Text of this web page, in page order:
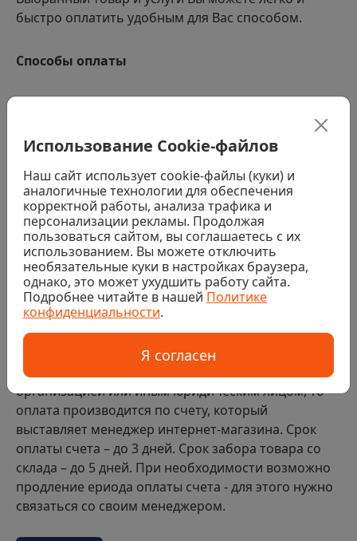
быстро оплатить удобным для Вас способом.
Способы оплаты
Наличными водителю-экспедитору. При получении
требующими услуг колеровки, распила или резки)
Банковской картой водителю-экспедитору. При
получении заказа (за исключением заказов с
товарами, требующими услуг колеровки, распила или
резки)
Наличными или банковской картой в магазине. При
получении заказа (за исключением заказов с
товарами, требующими услуг колеровки, распила или
резки)
Банковской картой на сайте
Безналичный расчет
Если покупка в интернет-магазине совершается
организацией или иным юридическим лицом, то
оплата производится по счету, который
выставляет менеджер интернет-магазина. Срок
оплаты счета – до 3 дней. Срок забора товара со
склада – до 5 дней. При необходимости возможно
продление ериода оплаты счета - для этого нужно
связаться со своим менеджером.
Использование Cookie-файлов
Наш сайт использует cookie-файлы (куки) и
аналогичные технологии для обеспечения
корректной работы, анализа трафика и
персонализации рекламы. Продолжая
пользоваться сайтом, вы соглашаетесь с их
использованием. Вы можете отключить
необязательные куки в настройках браузера,
однако, это может ухудшить работу сайта.
Подробнее читайте в нашей Политике
конфиденциальности.
Я согласен